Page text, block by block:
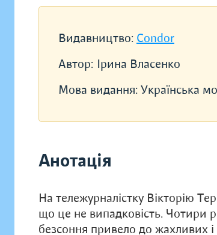
Видавництво: Condor
Автор: Ірина Власенко
Мова видання: Українська
Анотація
На тележурналістку Вікторію
що це не випадковість. Чотири
безсоння привело до жахливих і